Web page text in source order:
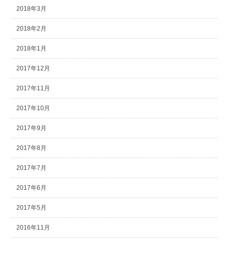
2018年3月
2018年2月
2018年1月
2017年12月
2017年11月
2017年10月
2017年9月
2017年8月
2017年7月
2017年6月
2017年5月
2016年11月